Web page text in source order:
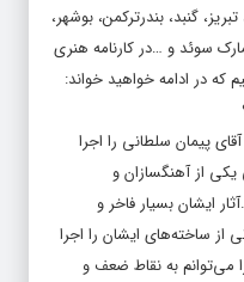
گنبد، بندرترکمن، بوشهر،
سوئد و …در کارنامه هنری
در ادامه خواهید خواند:
پیمان سلطانی را اجرا
از آهنگسازان و
ایشان بسیار فاخر و
از ساخته‌های ایشان را اجرا
می‌توانم به نقاط ضعف و